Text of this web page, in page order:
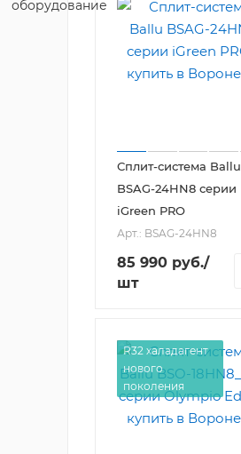
Сплит-система Ballu
BSAG-24HN8 серии
iGreen PRO
Арт.: BSAG-24HN8
85 990 руб./
шт
R32 халадагент
нового
поколения